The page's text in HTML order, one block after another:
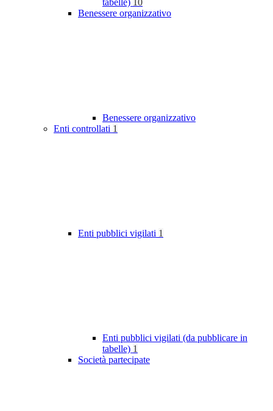
tabelle)
10
Benessere organizzativo
Benessere organizzativo
Enti controllati 1
Enti pubblici vigilati 1
Enti pubblici vigilati (da pubblicare in
tabelle) 1
Società partecipate